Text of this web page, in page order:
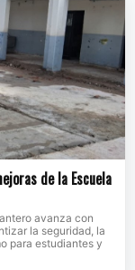
de la Escuela
avanza con
la seguridad, la
para estudiantes y